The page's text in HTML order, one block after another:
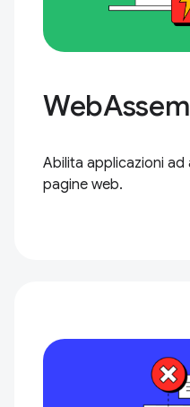
Abilita applicazioni
pagine web.